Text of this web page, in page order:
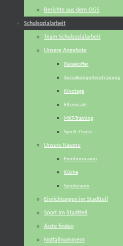
Berichte aus dem OGS
Schulsozialarbeit
Team Schulsozialarbeit
Unsere Angebote
Reisekoffer
Sozialkompetenztraining
Kinotage
Elterncafé
MKT-Training
Spiele-Pause
Unsere Räume
Emotionsraum
Küche
Spieleraum
Einrichtungen im Stadtteil
Sport im Stadtteil
Ärzte finden
Notfallnummern